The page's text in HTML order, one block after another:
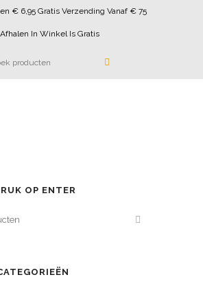
€ 6,95 Gratis Verzending Vanaf € 75
Afhalen In Winkel Is Gratis
OP ENTER